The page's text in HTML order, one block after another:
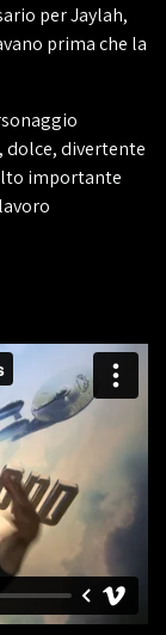
per Jaylah,
prima che la
dolce, divertente
importante